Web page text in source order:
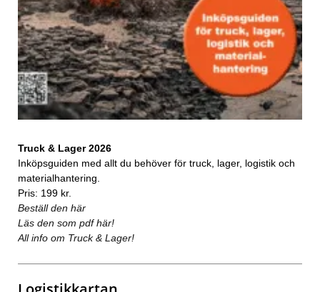
Truck & Lager 2026
Inköpsguiden med allt du behöver för truck, lager, logistik och
materialhantering.
Pris: 199 kr.
Beställ den här
Läs den som pdf här!
All info om Truck & Lager!